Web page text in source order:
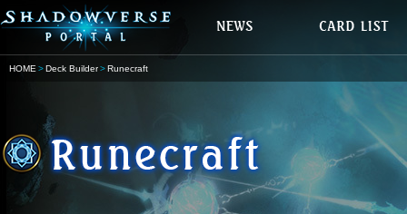
HOME Deck Builder Runecraft